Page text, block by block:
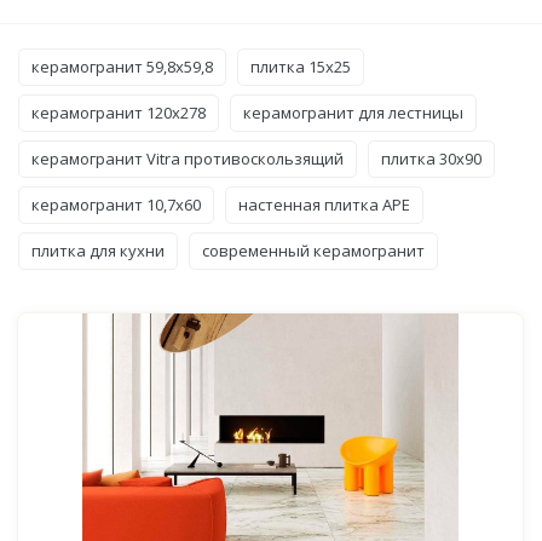
керамогранит 59,8x59,8 плитка 15x25
керамогранит 120x278 керамогранит для лестницы
керамогранит Vitra противоскользящий плитка 30x90
керамогранит 10,7x60 настенная плитка APE
плитка для кухни современный керамогранит